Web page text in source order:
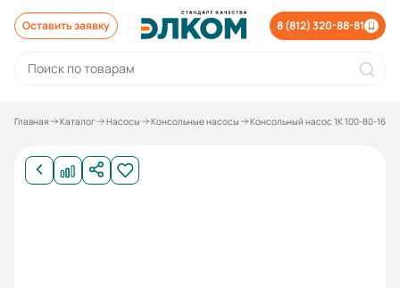
Оставить заявку 8 (812) 320-88-81
Главная Каталог Насосы Консольные насосы Консольный насос 1К 100-80-160